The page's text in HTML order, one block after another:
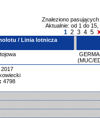
Znaleziono
Aktualnie: od 1 do
1 2 3 4 5
/ Linia lotnicza
(MUC/
4798